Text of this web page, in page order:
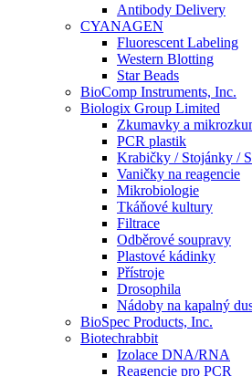
Antibody Delivery
CYANAGEN
Fluorescent Labeling
Western Blotting
Star Beads
BioComp Instruments, Inc.
Biologix Group Limited
Zkumavky a
PCR plastik
Krabičky / Stojánky /
Vaničky na reagencie
Mikrobiologie
Tkáňové kultury
Filtrace
Odběrové soupravy
Plastové kádinky
Přístroje
Drosophila
Nádoby na kapalný
BioSpec Products, Inc.
Biotechrabbit
Izolace DNA/RNA
Reagencie pro PCR